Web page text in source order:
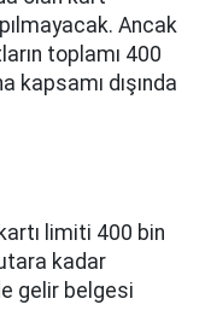
Ancak
toplamı 400
kapsamı dışında
limiti 400 bin
kadar
gelir belgesi